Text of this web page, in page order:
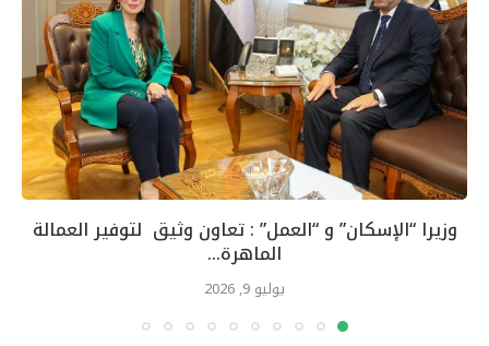
وزيرا “الإسكان” و “العمل” : تعاون وثيق لتوفير العمالة
الماهرة...
يوليو 9, 2026